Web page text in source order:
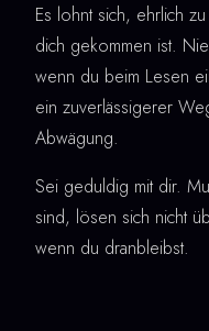
Es lohnt sich, ehrlich
dich gekommen ist.
wenn du beim Lesen
ein zuverlässigerer
Abwägung.
Sei geduldig mit dir.
sind, lösen sich nicht
wenn du dranbleibst.